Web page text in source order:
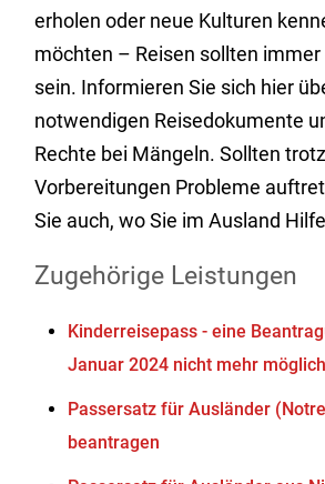
erholen oder neue Kulturen
möchten – Reisen sollten
sein. Informieren Sie sich hier
notwendigen Reisedokumente
Rechte bei Mängeln. Sollten
Vorbereitungen Probleme
Sie auch, wo Sie im Ausland
Zugehörige Leistungen
Kinderreisepass - eine
Januar 2024 nicht mehr möglich
Passersatz für Ausländer
beantragen